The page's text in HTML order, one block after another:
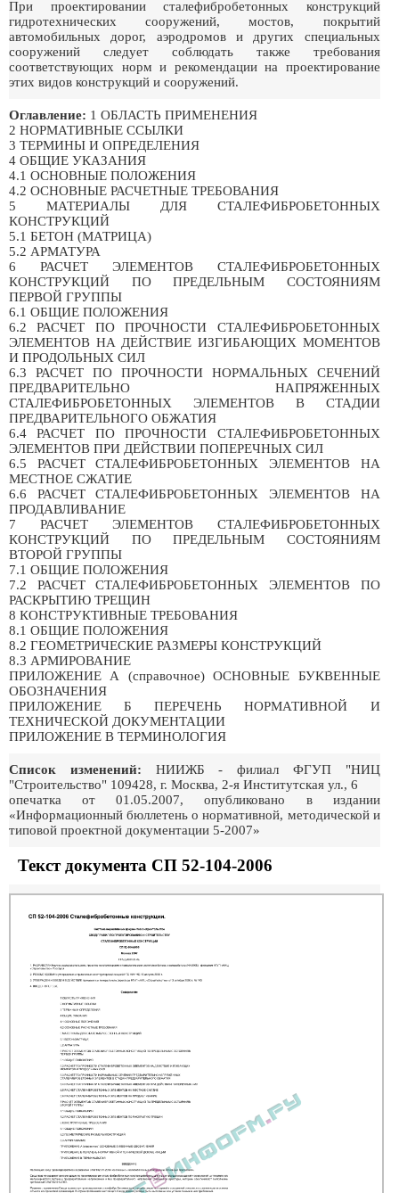
При проектировании сталефибробетонных конструкций
гидротехнических сооружений, мостов, покрытий
автомобильных дорог, аэродромов и других специальных
сооружений следует соблюдать также требования
соответствующих норм и рекомендации на проектирование
этих видов конструкций и сооружений.
Оглавление: 1 ОБЛАСТЬ ПРИМЕНЕНИЯ
2 НОРМАТИВНЫЕ ССЫЛКИ
3 ТЕРМИНЫ И ОПРЕДЕЛЕНИЯ
4 ОБЩИЕ УКАЗАНИЯ
4.1 ОСНОВНЫЕ ПОЛОЖЕНИЯ
4.2 ОСНОВНЫЕ РАСЧЕТНЫЕ ТРЕБОВАНИЯ
5 МАТЕРИАЛЫ ДЛЯ СТАЛЕФИБРОБЕТОННЫХ
КОНСТРУКЦИЙ
5.1 БЕТОН (МАТРИЦА)
5.2 АРМАТУРА
6 РАСЧЕТ ЭЛЕМЕНТОВ СТАЛЕФИБРОБЕТОННЫХ
КОНСТРУКЦИЙ ПО ПРЕДЕЛЬНЫМ СОСТОЯНИЯМ
ПЕРВОЙ ГРУППЫ
6.1 ОБЩИЕ ПОЛОЖЕНИЯ
6.2 РАСЧЕТ ПО ПРОЧНОСТИ СТАЛЕФИБРОБЕТОННЫХ
ЭЛЕМЕНТОВ НА ДЕЙСТВИЕ ИЗГИБАЮЩИХ МОМЕНТОВ
И ПРОДОЛЬНЫХ СИЛ
6.3 РАСЧЕТ ПО ПРОЧНОСТИ НОРМАЛЬНЫХ СЕЧЕНИЙ
ПРЕДВАРИТЕЛЬНО НАПРЯЖЕННЫХ
СТАЛЕФИБРОБЕТОННЫХ ЭЛЕМЕНТОВ В СТАДИИ
ПРЕДВАРИТЕЛЬНОГО ОБЖАТИЯ
6.4 РАСЧЕТ ПО ПРОЧНОСТИ СТАЛЕФИБРОБЕТОННЫХ
ЭЛЕМЕНТОВ ПРИ ДЕЙСТВИИ ПОПЕРЕЧНЫХ СИЛ
6.5 РАСЧЕТ СТАЛЕФИБРОБЕТОННЫХ ЭЛЕМЕНТОВ НА
МЕСТНОЕ СЖАТИЕ
6.6 РАСЧЕТ СТАЛЕФИБРОБЕТОННЫХ ЭЛЕМЕНТОВ НА
ПРОДАВЛИВАНИЕ
7 РАСЧЕТ ЭЛЕМЕНТОВ СТАЛЕФИБРОБЕТОННЫХ
КОНСТРУКЦИЙ ПО ПРЕДЕЛЬНЫМ СОСТОЯНИЯМ
ВТОРОЙ ГРУППЫ
7.1 ОБЩИЕ ПОЛОЖЕНИЯ
7.2 РАСЧЕТ СТАЛЕФИБРОБЕТОННЫХ ЭЛЕМЕНТОВ ПО
РАСКРЫТИЮ ТРЕЩИН
8 КОНСТРУКТИВНЫЕ ТРЕБОВАНИЯ
8.1 ОБЩИЕ ПОЛОЖЕНИЯ
8.2 ГЕОМЕТРИЧЕСКИЕ РАЗМЕРЫ КОНСТРУКЦИЙ
8.3 АРМИРОВАНИЕ
ПРИЛОЖЕНИЕ А (справочное) ОСНОВНЫЕ БУКВЕННЫЕ
ОБОЗНАЧЕНИЯ
ПРИЛОЖЕНИЕ Б ПЕРЕЧЕНЬ НОРМАТИВНОЙ И
ТЕХНИЧЕСКОЙ ДОКУМЕНТАЦИИ
ПРИЛОЖЕНИЕ В ТЕРМИНОЛОГИЯ
Список изменений: НИИЖБ - филиал ФГУП "НИЦ
"Строительство" 109428, г. Москва, 2-я Институтская ул., 6
опечатка от 01.05.2007, опубликовано в издании
«Информационный бюллетень о нормативной, методической и
типовой проектной документации 5-2007»
Текст документа СП 52-104-2006